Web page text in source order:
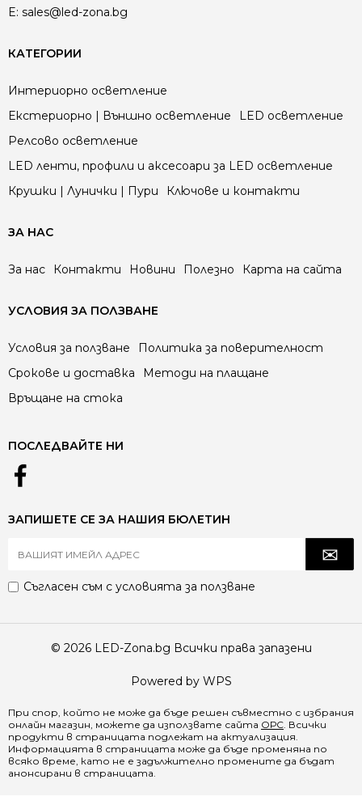
E: sales@led-zona.bg
КАТЕГОРИИ
Интериорно осветление
Екстериорно | Външно осветление
LED осветление
Релсово осветление
LED ленти, профили и аксесоари за LED осветление
Крушки | Лунички | Пури
Ключове и контакти
ЗА НАС
За нас Контакти Новини Полезно Карта на сайта
УСЛОВИЯ ЗА ПОЛЗВАНЕ
Условия за ползване
Политика за поверителност
Срокове и доставка
Методи на плащане
Връщане на стока
ПОСЛЕДВАЙТЕ НИ
ЗАПИШЕТЕ СЕ ЗА НАШИЯ БЮЛЕТИН
Съгласен съм с условията за ползване
© 2026 LED-Zona.bg Всички права запазени
Powered by WPS
При спор, който не може да бъде решен съвместно с избрания
онлайн магазин, можете да използвате сайта ОРС. Всички
продукти в страницата подлежат на актуализация.
Информацията в страницата може да бъде променяна по
всяко време, като не е задължително промените да бъдат
анонсирани в страницата.